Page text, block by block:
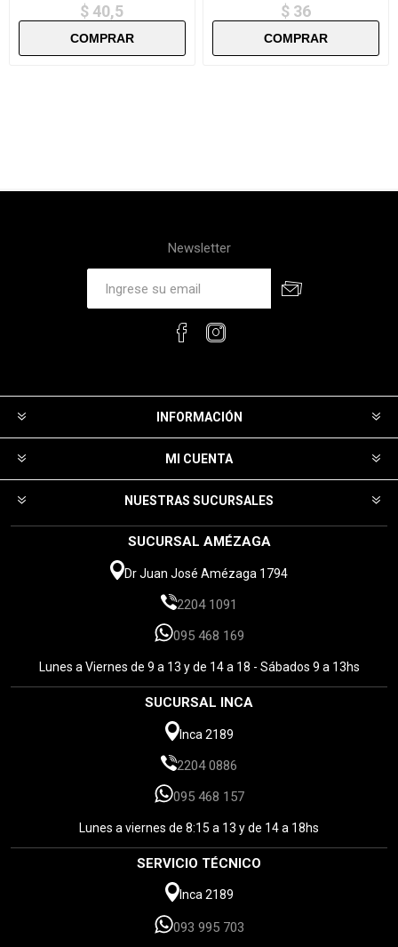
$ 40,5 $ 36
Newsletter
INFORMACIÓN
MI CUENTA
NUESTRAS SUCURSALES
SUCURSAL AMÉZAGA
Dr Juan José Amézaga 1794
2204 1091
095 468 169
Lunes a Viernes de 9 a 13 y de 14 a 18 - Sábados 9 a 13hs
SUCURSAL INCA
Inca 2189
2204 0886
095 468 157
Lunes a viernes de 8:15 a 13 y de 14 a 18hs
SERVICIO TÉCNICO
Inca 2189
093 995 703